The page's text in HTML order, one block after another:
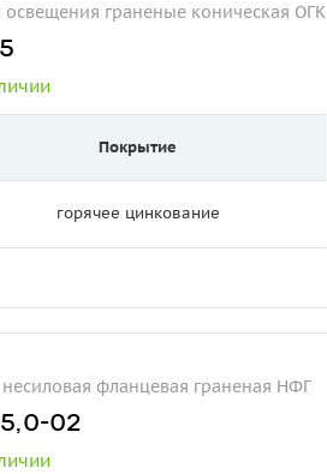
граненые коническая ОГК
Покрытие
горячее цинкование
фланцевая граненая НФГ
02